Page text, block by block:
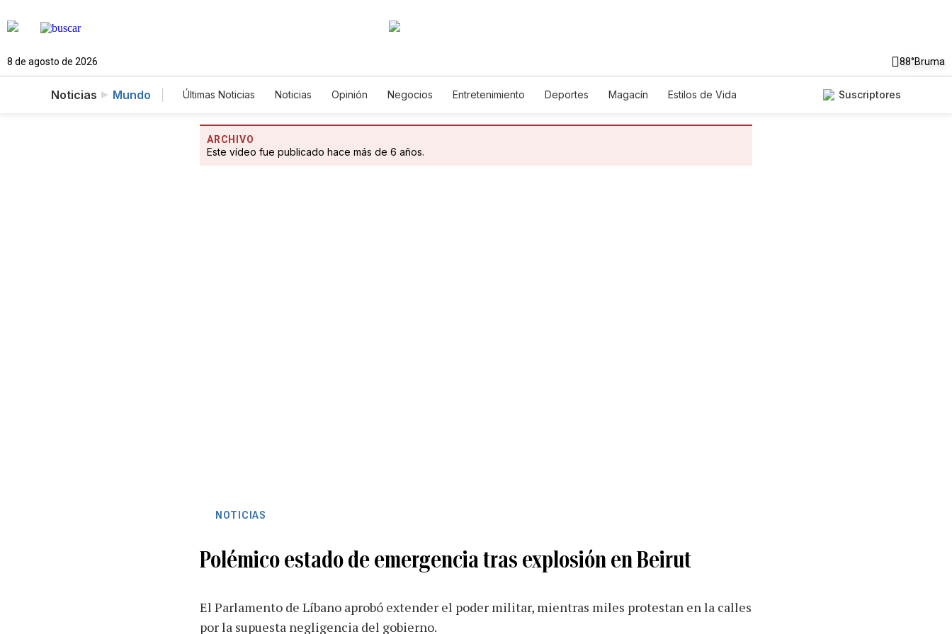
8 de agosto de 2026 88°Bruma
Noticias Mundo Últimas Noticias Noticias Opinión Negocios Entretenimiento Deportes Magacín
Estilos de Vida
Suscriptores
ARCHIVO
Este vídeo fue publicado hace más de 6 años.
NOTICIAS
Polémico estado de emergencia tras explosión en Beirut
El Parlamento de Líbano aprobó extender el poder militar, mientras miles protestan en la calles
por la supuesta negligencia del gobierno.